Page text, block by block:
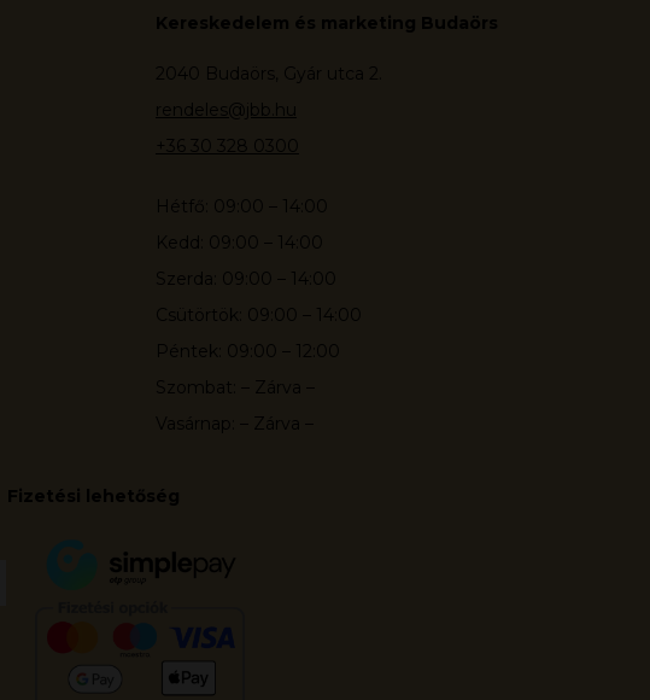
Kereskedelem és marketing Budaörs
2040 Budaörs, Gyár utca 2.
rendeles@jbb.hu
+36 30 328 0300
Hétfő: 09:00 – 14:00
Kedd: 09:00 – 14:00
Szerda: 09:00 – 14:00
Csütörtök: 09:00 – 14:00
Péntek: 09:00 – 12:00
Szombat: – Zárva –
Vasárnap: – Zárva –
Fizetési lehetőség